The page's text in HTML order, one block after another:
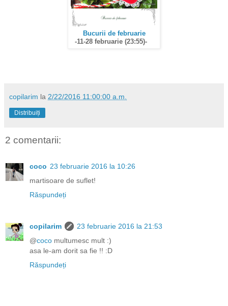
Bucurii de februarie
-11-28 februarie (23:55)-
copilarim la 2/22/2016 11:00:00 a.m.
Distribuiți
2 comentarii:
coco 23 februarie 2016 la 10:26
martisoare de suflet!
Răspundeți
copilarim
23 februarie 2016 la 21:53
@coco multumesc mult :)
asa le-am dorit sa fie !! :D
Răspundeți